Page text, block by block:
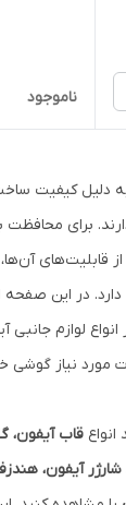
ناموجود
دلیل کیفیت ساخت
برای محافظت
قابلیت‌های آن‌ها،
در این صفحه
لوازم جانبی
مورد نیاز گوشی
قاب
آیفون،